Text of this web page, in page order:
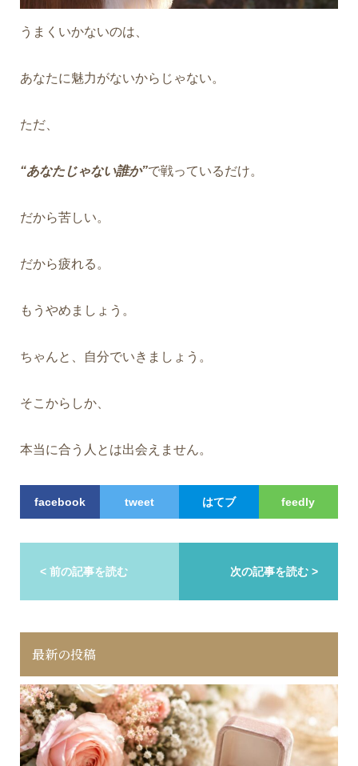
うまくいかないのは、
あなたに魅力がないからじゃない。
ただ、
“あなたじゃない誰か”で戦っているだけ。
だから苦しい。
だから疲れる。
もうやめましょう。
ちゃんと、自分でいきましょう。
そこからしか、
本当に合う人とは出会えません。
facebook tweet はてブ feedly
< 前の記事を読む 次の記事を読む >
最新の投稿